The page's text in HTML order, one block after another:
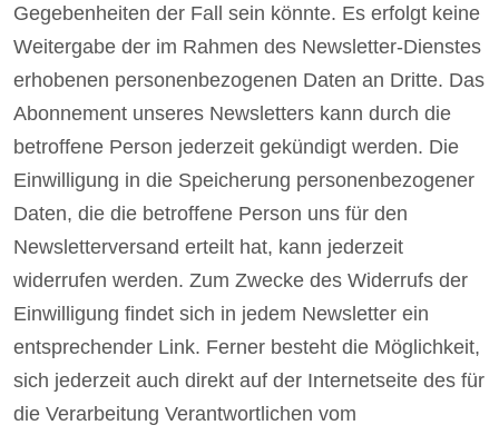
Gegebenheiten der Fall sein könnte. Es erfolgt keine
Weitergabe der im Rahmen des Newsletter-Dienstes
erhobenen personenbezogenen Daten an Dritte. Das
Abonnement unseres Newsletters kann durch die
betroffene Person jederzeit gekündigt werden. Die
Einwilligung in die Speicherung personenbezogener
Daten, die die betroffene Person uns für den
Newsletterversand erteilt hat, kann jederzeit
widerrufen werden. Zum Zwecke des Widerrufs der
Einwilligung findet sich in jedem Newsletter ein
entsprechender Link. Ferner besteht die Möglichkeit,
sich jederzeit auch direkt auf der Internetseite des für
die Verarbeitung Verantwortlichen vom